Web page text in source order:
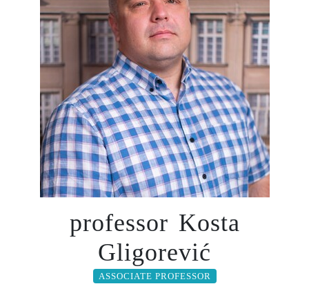
professor Kosta
Gligorević
ASSOCIATE PROFESSOR